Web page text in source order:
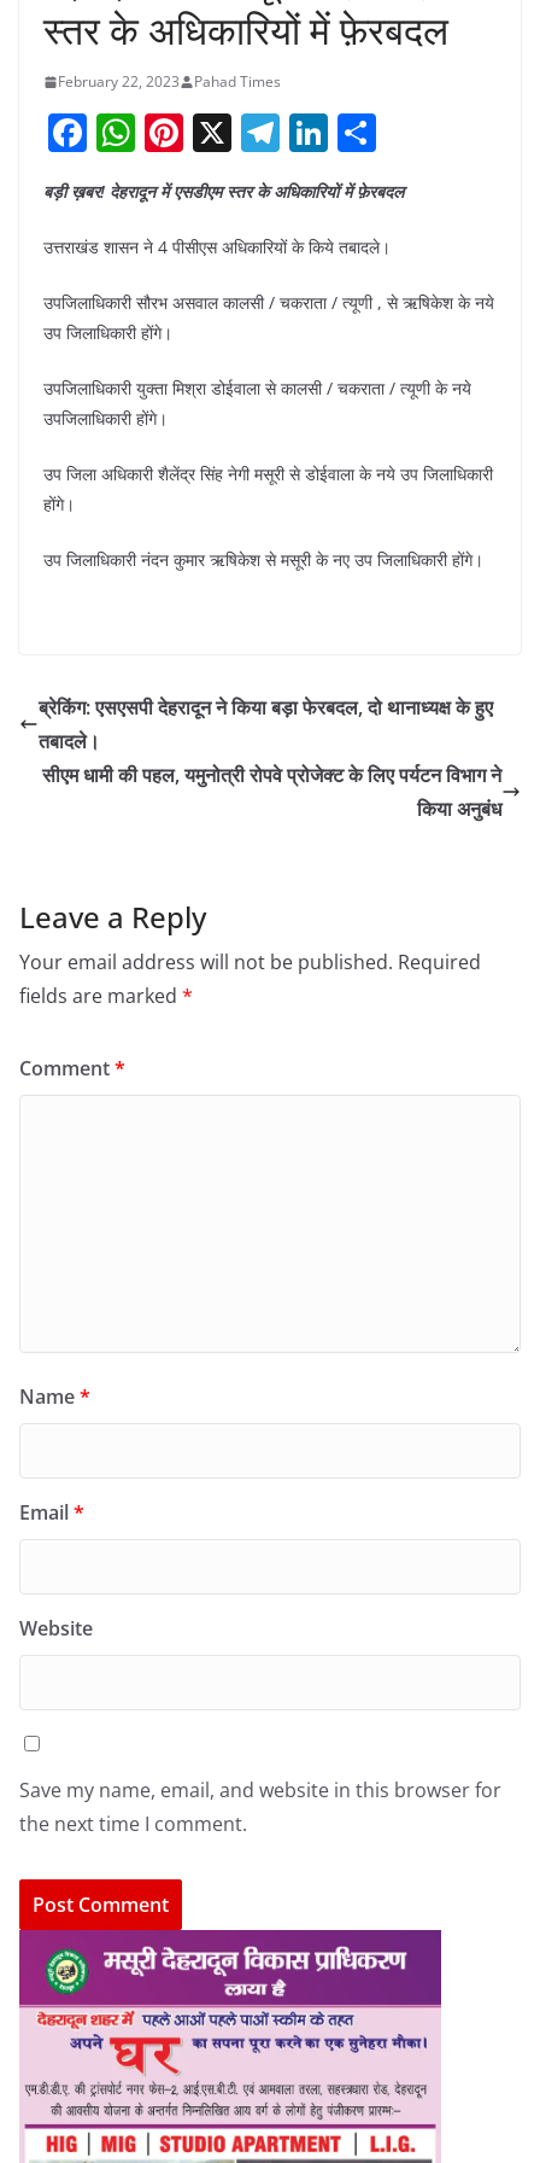
स्तर के अधिकारियों में फ़ेरबदल
February 22, 2023 Pahad Times
F
c
e
b
o
k
W
at
s
A
p
Pi
nt
er
e
st
X T
el
e
gr
a
m
Li
n
k
e
dI
n
ar
e
बड़ी ख़बर! देहरादून में एसडीएम स्तर के अधिकारियों में फ़ेरबदल
उत्तराखंड शासन ने 4 पीसीएस अधिकारियों के किये तबादले।
उपजिलाधिकारी सौरभ असवाल कालसी / चकराता / त्यूणी , से ऋषिकेश के नये
उप जिलाधिकारी होंगे।
उपजिलाधिकारी युक्ता मिश्रा डोईवाला से कालसी / चकराता / त्यूणी के नये
उपजिलाधिकारी होंगे।
उप जिला अधिकारी शैलेंद्र सिंह नेगी मसूरी से डोईवाला के नये उप जिलाधिकारी
होंगे।
उप जिलाधिकारी नंदन कुमार ऋषिकेश से मसूरी के नए उप जिलाधिकारी होंगे।
ब्रेकिंग: एसएसपी देहरादून ने किया बड़ा फेरबदल, दो थानाध्यक्ष के हुए
तबादले।
सीएम धामी की पहल, यमुनोत्री रोपवे प्रोजेक्ट के लिए पर्यटन विभाग ने
किया अनुबंध
Leave a Reply
Your email address will not be published. Required
fields are marked *
Comment*
Name*
Email*
Website
Save my name, email, and website in this browser for
the next time I comment.